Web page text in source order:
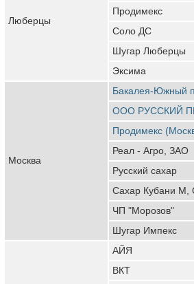
Люберцы
Продимекс
Соло ДС
Шугар Люберцы
Эксима
Москва
Бакалея-Южный
ООО РУССКИЙ
Продимекс
Реал - Агро, ЗАО
Русский сахар
Сахар Кубани
ЧП "Морозов"
Шугар Импекс
АЙЯ
ВКТ